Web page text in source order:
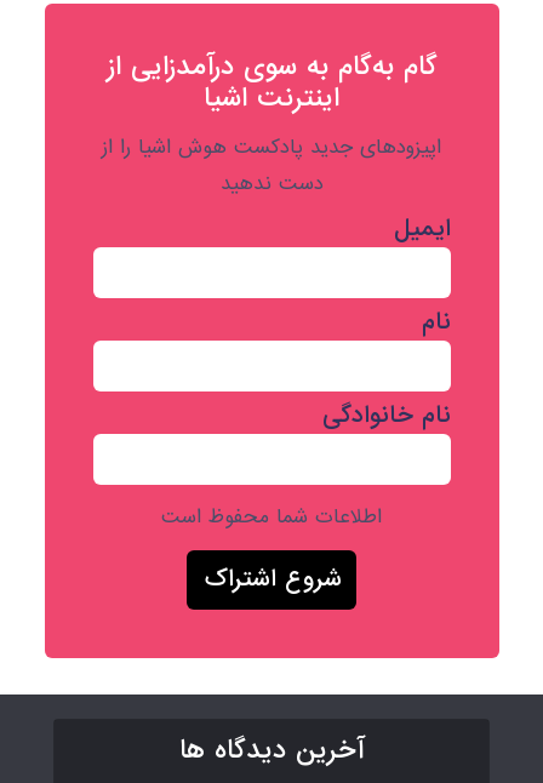
گام به‌گام به‌ سوی درآمدزایی از
اینترنت اشیا
اپیزودهای جدید پادکست هوش اشیا را از
دست ندهید
ایمیل
نام
نام خانوادگی
اطلاعات شما محفوظ است
آخرین دیدگاه ها